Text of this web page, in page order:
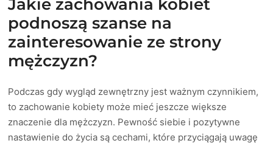
Jakie zachowania kobiet
podnoszą szanse na
zainteresowanie ze strony
mężczyzn?
Podczas gdy wygląd zewnętrzny jest ważnym czynnikiem,
to zachowanie kobiety może mieć jeszcze większe
znaczenie dla mężczyzn. Pewność siebie i pozytywne
nastawienie do życia są cechami, które przyciągają uwagę